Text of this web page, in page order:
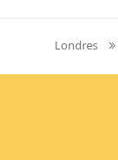
next
post:
Londres